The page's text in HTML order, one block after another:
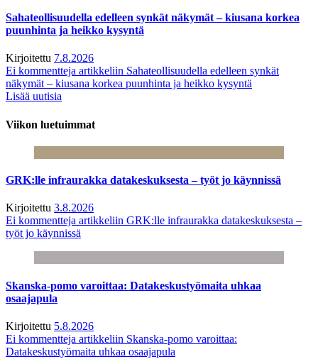
Sahateollisuudella edelleen synkät näkymät – kiusana korkea
puunhinta ja heikko kysyntä
Kirjoitettu 7.8.2026
Ei kommentteja artikkeliin Sahateollisuudella edelleen synkät
näkymät – kiusana korkea puunhinta ja heikko kysyntä
Lisää uutisia
Viikon luetuimmat
GRK:lle infraurakka datakeskuksesta – työt jo käynnissä
Kirjoitettu 3.8.2026
Ei kommentteja artikkeliin GRK:lle infraurakka datakeskuksesta –
työt jo käynnissä
Skanska-pomo varoittaa: Datakeskustyömaita uhkaa
osaajapula
Kirjoitettu 5.8.2026
Ei kommentteja artikkeliin Skanska-pomo varoittaa:
Datakeskustyömaita uhkaa osaajapula